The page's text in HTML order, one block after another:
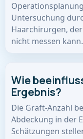
Untersuchung
Haarchirurgen,
nicht messen kann.
Wie
Ergebnis?
Die Graft-Anzahl
Abdeckung in der
Schätzungen